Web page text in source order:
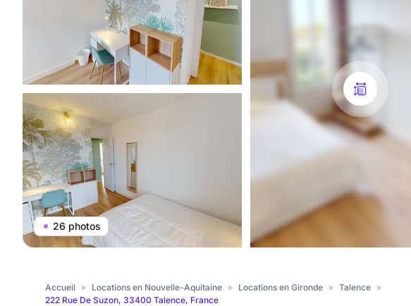
26 photos
Accueil » Locations en Nouvelle-Aquitaine » Locations en Gironde » Talence »
222 Rue De Suzon, 33400 Talence, France